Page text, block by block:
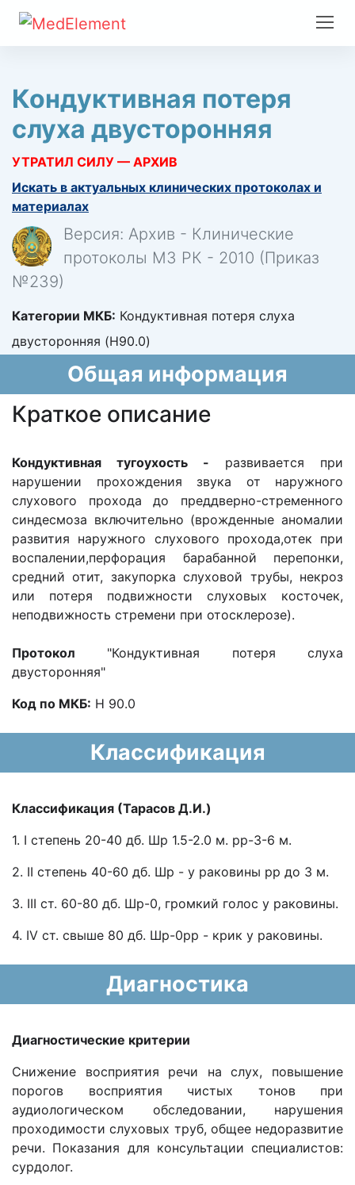
Кондуктивная потеря
слуха двусторонняя
УТРАТИЛ СИЛУ — АРХИВ
Искать в актуальных клинических протоколах и
материалах
Версия: Архив - Клинические
протоколы МЗ РК - 2010 (Приказ
№239)
Категории МКБ: Кондуктивная потеря слуха
двусторонняя (H90.0)
Общая информация
Краткое описание
Кондуктивная тугоухость - развивается при
нарушении прохождения звука от наружного
слухового прохода до преддверно-стременного
синдесмоза включительно (врожденные аномалии
развития наружного слухового прохода,отек при
воспалении,перфорация барабанной перепонки,
средний отит, закупорка слуховой трубы, некроз
или потеря подвижности слуховых косточек,
неподвижность стремени при отосклерозе).
Протокол "Кондуктивная потеря слуха
двусторонняя"
Код по МКБ: Н 90.0
Классификация
Классификация (Тарасов Д.И.)
1. I степень 20-40 дб. Шр 1.5-2.0 м. рр-3-6 м.
2. II степень 40-60 дб. Шр - у раковины рр до 3 м.
3. III ст. 60-80 дб. Шр-0, громкий голос у раковины.
4. IV ст. свыше 80 дб. Шр-0рр - крик у раковины.
Диагностика
Диагностические критерии
Снижение восприятия речи на слух, повышение
порогов восприятия чистых тонов при
аудиологическом обследовании, нарушения
проходимости слуховых труб, общее недоразвитие
речи. Показания для консультации специалистов:
сурдолог.